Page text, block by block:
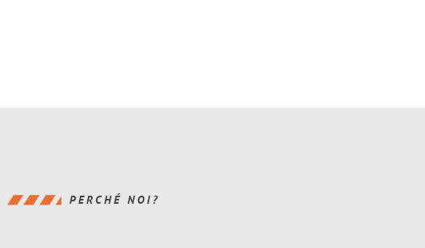
PERCHÉ NOI?